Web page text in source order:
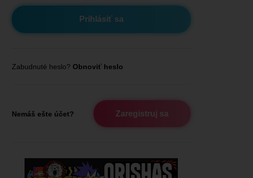
Zabudnuté heslo? Obnoviť heslo
Nemáš ešte účet? Zaregistruj sa